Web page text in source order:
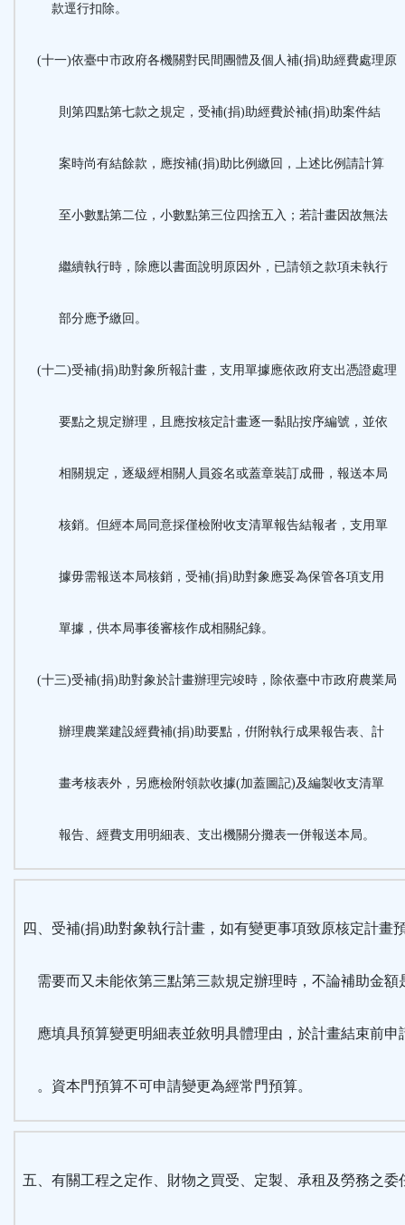
款逕行扣除。
(十一)依臺中市政府各機關對民間團體及個人補(捐)助經費處理原
則第四點第七款之規定，受補(捐)助經費於補(捐)助案件結
案時尚有結餘款，應按補(捐)助比例繳回，上述比例請計算
至小數點第二位，小數點第三位四捨五入；若計畫因故無法
繼續執行時，除應以書面說明原因外，已請領之款項未執行
部分應予繳回。
(十二)受補(捐)助對象所報計畫，支用單據應依政府支出憑證處理
要點之規定辦理，且應按核定計畫逐一黏貼按序編號，並依
相關規定，逐級經相關人員簽名或蓋章裝訂成冊，報送本局
核銷。但經本局同意採僅檢附收支清單報告結報者，支用單
據毋需報送本局核銷，受補(捐)助對象應妥為保管各項支用
單據，供本局事後審核作成相關紀錄。
(十三)受補(捐)助對象於計畫辦理完竣時，除依臺中市政府農業局
辦理農業建設經費補(捐)助要點，倂附執行成果報告表、計
畫考核表外，另應檢附領款收據(加蓋圖記)及編製收支清單
報告、經費支用明細表、支出機關分攤表一併報送本局。
四、受補(捐)助對象執行計畫，如有變更事項致原核定計畫
需要而又未能依第三點第三款規定辦理時，不論補助金額
應填具預算變更明細表並敘明具體理由，於計畫結束前申
。資本門預算不可申請變更為經常門預算。
五、有關工程之定作、財物之買受、定製、承租及勞務之委